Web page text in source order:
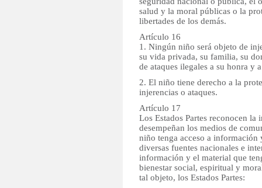
salud y la moral públicas o la
libertades de los demás.
Artículo 16
1. Ningún niño será objeto de
su vida privada, su familia, su
de ataques ilegales a su honra y
2. El niño tiene derecho a la
injerencias o ataques.
Artículo 17
Los Estados Partes reconocen
desempeñan los medios de
niño tenga acceso a información
diversas fuentes nacionales e
información y el material que
bienestar social, espiritual y
tal objeto, los Estados Partes: